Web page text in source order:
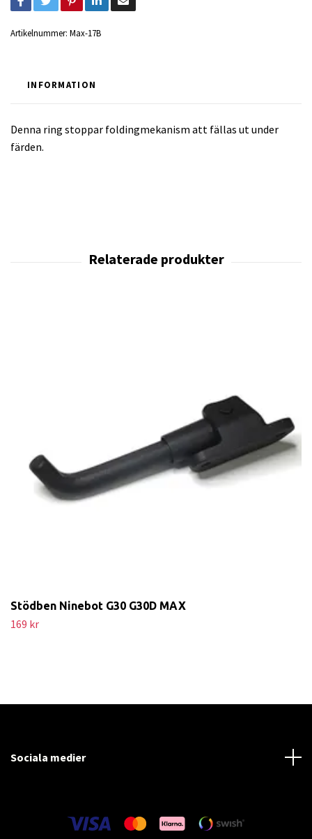
Artikelnummer: Max-17B
INFORMATION
Denna ring stoppar foldingmekanism att fällas ut under
färden.
Stödben Ninebot G30 G30D MAX
169 kr
Sociala medier